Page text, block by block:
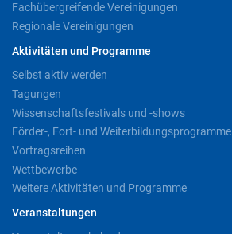
Fachübergreifende Vereinigungen
Regionale Vereinigungen
Aktivitäten und Programme
Selbst aktiv werden
Tagungen
Wissenschaftsfestivals und -shows
Förder-, Fort- und Weiterbildungsprogramme
Vortragsreihen
Wettbewerbe
Weitere Aktivitäten und Programme
Veranstaltungen